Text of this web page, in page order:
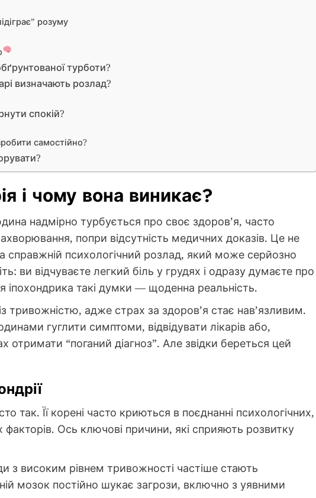
розуму
турботи?
визначають розлад?
спокій?
самостійно?
і чому вона виникає?
надмірно турбується про своє здоров’я, часто
попри відсутність медичних доказів. Це не
справжній психологічний розлад, який може серйозно
ви відчуваєте легкий біль у грудях і одразу думаєте про
такі думки — щоденна реальність.
тривожністю, адже страх за здоров’я стає нав’язливим.
гуглити симптоми, відвідувати лікарів або,
отримати “поганий діагноз”. Але звідки береться цей
так. Її корені часто криються в поєднанні психологічних,
факторів. Ось ключові причини, які сприяють розвитку
з високим рівнем тривожності частіше стають
мозок постійно шукає загрози, включно з уявними